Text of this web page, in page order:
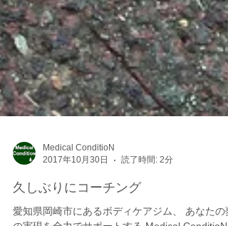
Medical ConditioN